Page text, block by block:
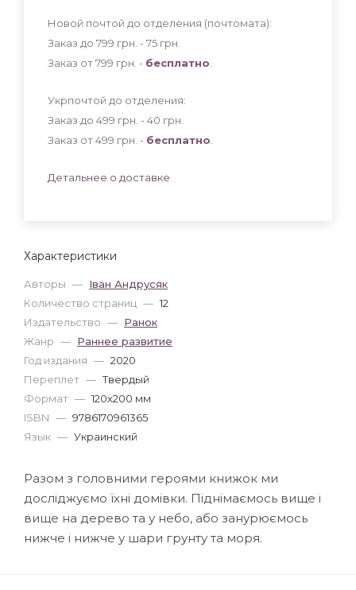
Характеристики
Авторы — Іван Андрусяк
Количество страниц — 12
Издательство — Ранок
Жанр — Раннее развитие
Год издания — 2020
Переплет — Твердый
Формат — 120x200 мм
ISBN — 9786170961365
Язык — Украинский
Новой почтой до отделения (почтомата):
Заказ до 799 грн. - 75 грн
Заказ от 799 грн. - бесплатно
Укрпочтой до отделения:
Заказ до 499 грн. - 40 грн
Заказ от 499 грн. - бесплатно
Детальнее о доставке
Разом з головними героями книжок ми
досліджуємо їхні домівки. Піднімаємось вище і
вище на дерево та у небо, або занурюємось
нижче і нижче у шари грунту та моря.